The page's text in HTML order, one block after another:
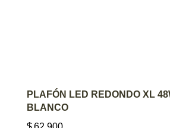
AGREGAR AL
PLAFÓN LED REDONDO XL
BLANCO